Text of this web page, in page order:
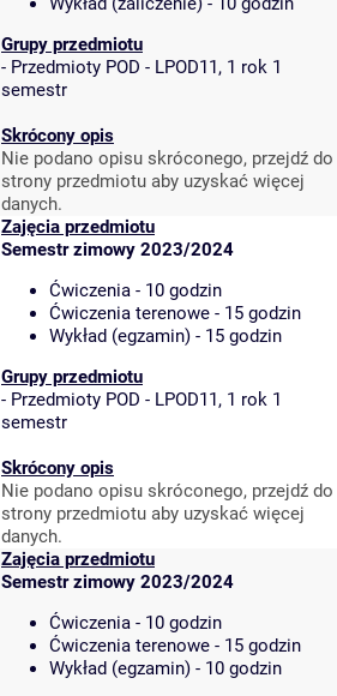
Grupy przedmiotu
- Przedmioty POD - LPOD11, 1 rok 1
semestr
Skrócony opis
Nie podano opisu skróconego, przejdź do
strony przedmiotu aby uzyskać więcej
danych.
Zajęcia przedmiotu
Semestr zimowy 2023/2024
Ćwiczenia - 10 godzin
Ćwiczenia terenowe - 15 godzin
Wykład (egzamin) - 15 godzin
Grupy przedmiotu
- Przedmioty POD - LPOD11, 1 rok 1
semestr
Skrócony opis
Nie podano opisu skróconego, przejdź do
strony przedmiotu aby uzyskać więcej
danych.
Zajęcia przedmiotu
Semestr zimowy 2023/2024
Ćwiczenia - 10 godzin
Ćwiczenia terenowe - 15 godzin
Wykład (egzamin) - 10 godzin